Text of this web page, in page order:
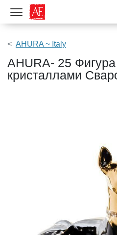
Показать меню
AHURA ~ Italy
AHURA- 25
кристаллами